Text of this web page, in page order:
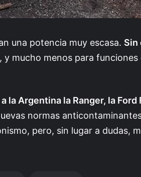
una potencia muy escasa. Sin
, y mucho menos para funciones
la Argentina la Ranger, la Ford
normas
pero, sin lugar a dudas,